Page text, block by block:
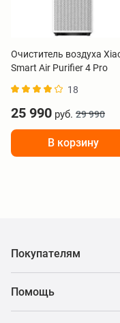
Очиститель воздуха
Smart Air Purifier 4 Pro
18
25 990 руб. 29 990
В корзину
Покупателям
Помощь